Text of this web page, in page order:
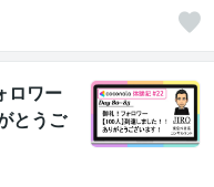
ロワー
とうご